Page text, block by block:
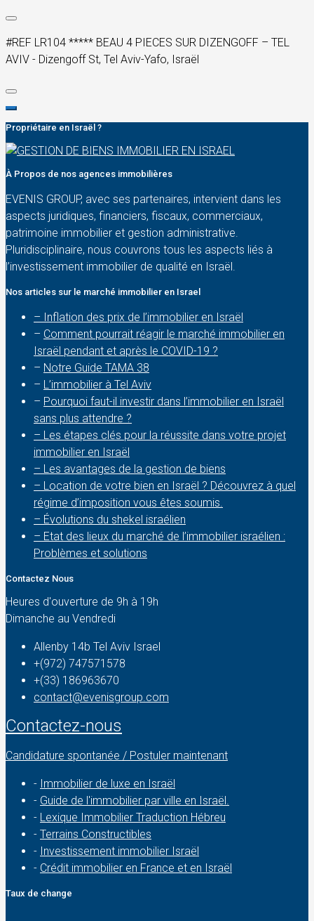
#REF LR104 ***** BEAU 4 PIECES SUR DIZENGOFF – TEL
AVIV - Dizengoff St, Tel Aviv-Yafo, Israël
Propriétaire en Israël ?
À Propos de nos agences immobilières
EVENIS GROUP, avec ses partenaires, intervient dans les
aspects juridiques, financiers, fiscaux, commerciaux,
patrimoine immobilier et gestion administrative.
Pluridisciplinaire, nous couvrons tous les aspects liés à
l’investissement immobilier de qualité en Israël.
Nos articles sur le marché immobilier en Israel
– Inflation des prix de l’immobilier en Israël
– Comment pourrait réagir le marché immobilier en
Israël pendant et après le COVID-19 ?
– Notre Guide TAMA 38
– L’immobilier à Tel Aviv
– Pourquoi faut-il investir dans l’immobilier en Israël
sans plus attendre ?
– Les étapes clés pour la réussite dans votre projet
immobilier en Israël
– Les avantages de la gestion de biens
– Location de votre bien en Israël ? Découvrez à quel
régime d’imposition vous êtes soumis.
– Évolutions du shekel israélien
– Etat des lieux du marché de l’immobilier israélien :
Problèmes et solutions
Contactez Nous
Heures d'ouverture de 9h à 19h
Dimanche au Vendredi
Allenby 14b Tel Aviv Israel
+(972) 747571578
+(33) 186963670
contact@evenisgroup.com
Contactez-nous
Candidature spontanée / Postuler maintenant
- Immobilier de luxe en Israël
- Guide de l'immobilier par ville en Israël.
- Lexique Immobilier Traduction Hébreu
- Terrains Constructibles
- Investissement immobilier Israël
- Crédit immobilier en France et en Israël
Taux de change